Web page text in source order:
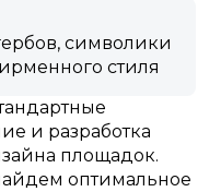
символики
стиля
и разработка
площадок.
оптимальное